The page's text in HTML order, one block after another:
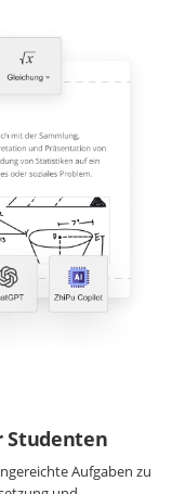
Studenten
Aufgaben zu